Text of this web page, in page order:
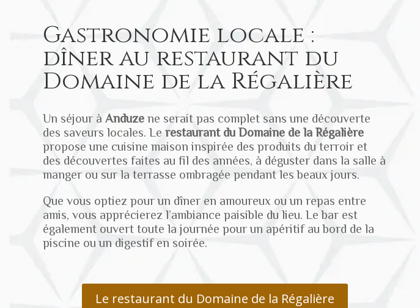
Gastronomie locale :
dîner au restaurant du
Domaine de la Régalière
Un séjour àAnduze ne serait pas complet sans une découverte
des saveurs locales. Le restaurant du Domaine de laRégalière
propose une cuisine maison inspirée des produits du terroir et
des découvertes faites au fil des années, à déguster dans la salle à
manger ou sur la terrasse ombragée pendant les beaux jours.
Que vous optiez pour un dîner en amoureux ou un repas entre
amis, vous apprécierez l’ambiance paisible du lieu. Le bar est
également ouvert toute la journée pour un apéritif au bord de la
piscine ou un digestif en soirée.
Le restaurant du Domaine de la Régalière